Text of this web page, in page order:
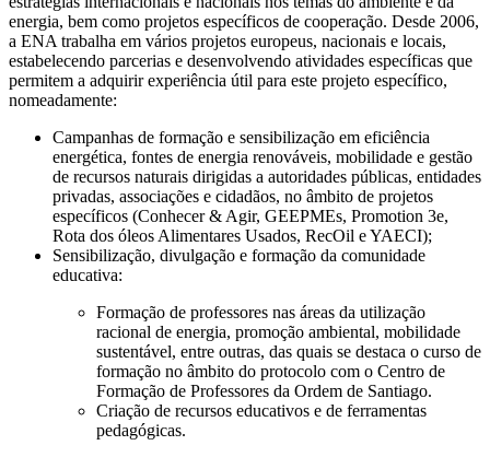
energia, bem como projetos específicos de cooperação. Desde 2006,
a ENA trabalha em vários projetos europeus, nacionais e locais,
estabelecendo parcerias e desenvolvendo atividades específicas que
permitem a adquirir experiência útil para este projeto específico,
nomeadamente:
Campanhas de formação e sensibilização em eficiência
energética, fontes de energia renováveis, mobilidade e gestão
de recursos naturais dirigidas a autoridades públicas, entidades
privadas, associações e cidadãos, no âmbito de projetos
específicos (Conhecer & Agir, GEEPMEs, Promotion 3e,
Rota dos óleos Alimentares Usados, RecOil e YAECI);
Sensibilização, divulgação e formação da comunidade
educativa:
Formação de professores nas áreas da utilização
racional de energia, promoção ambiental, mobilidade
sustentável, entre outras, das quais se destaca o curso de
formação no âmbito do protocolo com o Centro de
Formação de Professores da Ordem de Santiago.
Criação de recursos educativos e de ferramentas
pedagógicas.